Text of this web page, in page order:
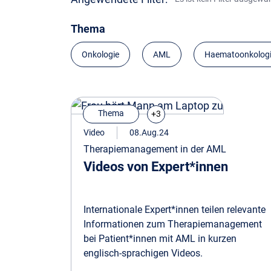
Thema
Onkologie AML
Thema
+3
Video
08.Aug.24
Therapiemanagement in der AML
Videos von Expert*innen
Internationale Expert*innen teilen relevante
Informationen zum Therapiemanagement
bei Patient*innen mit AML in kurzen
englisch-sprachigen Videos.